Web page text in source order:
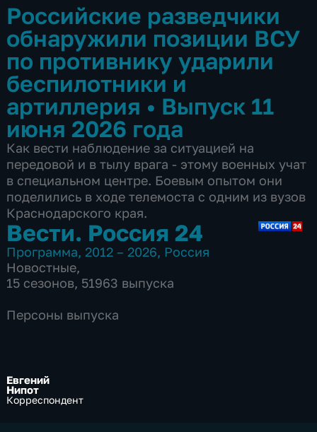
Российские разведчики
обнаружили позиции ВСУ
по противнику ударили
беспилотники и
артиллерия • Выпуск 11
июня 2026 года
Как вести наблюдение за ситуацией на
передовой и в тылу врага - этому военных учат
в специальном центре. Боевым опытом они
поделились в ходе телемоста с одним из вузов
Краснодарского края.
Вести. Россия 24
Программа, 2012 – 2026, Россия
Новостные,
15 сезонов, 51963 выпуска
Персоны выпуска
Евгений
Нипот
Корреспондент